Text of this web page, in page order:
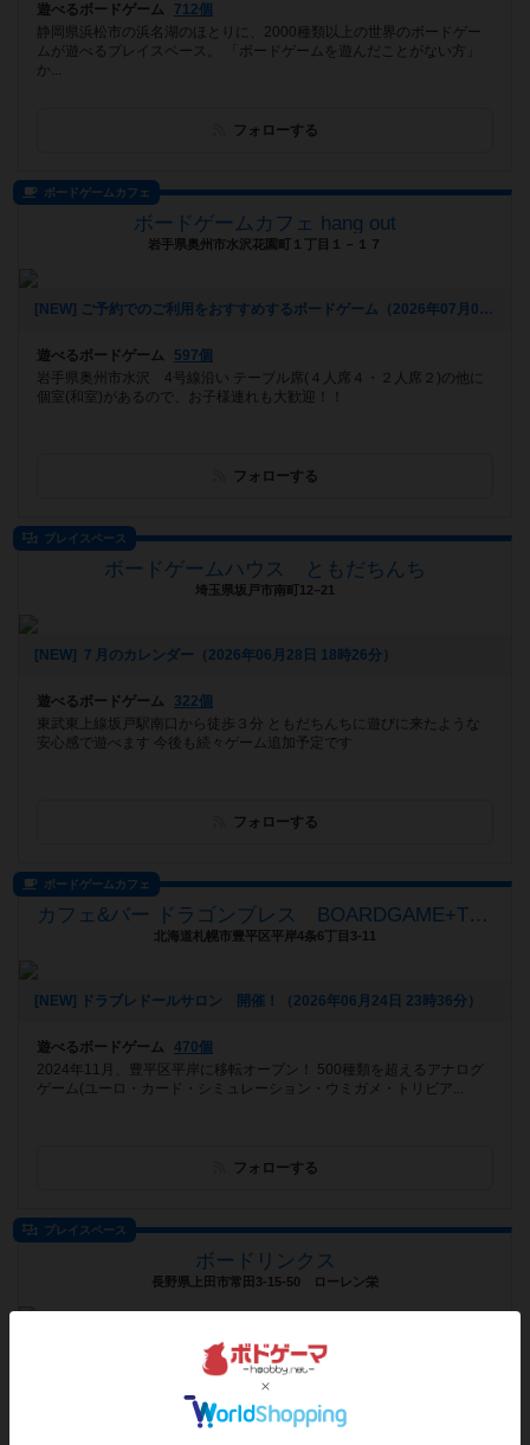
遊べるボードゲーム
712個
静岡県浜松市の浜名湖のほとりに、2000種類以上の世界のボードゲー
ムが遊べるプレイスペース。 「ボードゲームを遊んだことがない方」
か...
フォローする
ボードゲームカフェ
ボードゲームカフェ hang out
岩手県奥州市水沢花園町１丁目１－１７
[NEW] ご予約でのご利用をおすすめするボードゲーム（2026年07月04日 11時59分）
遊べるボードゲーム
597個
岩手県奥州市水沢 4号線沿い テーブル席(４人席４・２人席２)の他に
個室(和室)があるので、お子様連れも大歓迎！！
フォローする
プレイスペース
ボードゲームハウス ともだちんち
埼玉県坂戸市南町12−21
[NEW] ７月のカレンダー（2026年06月28日 18時26分）
遊べるボードゲーム
322個
東武東上線坂戸駅南口から徒歩３分 ともだちんちに遊びに来たような
安心感で遊べます 今後も続々ゲーム追加予定です
フォローする
ボードゲームカフェ
カフェ&バー ドラゴンブレス BOARDGAME+TRPG
北海道札幌市豊平区平岸4条6丁目3-11
[NEW] ドラブレドールサロン 開催！（2026年06月24日 23時36分）
遊べるボードゲーム
470個
2024年11月、豊平区平岸に移転オープン！ 500種類を超えるアナログ
ゲーム(ユーロ・カード・シミュレーション・ウミガメ・トリビア...
フォローする
プレイスペース
ボードリンクス
長野県上田市常田3-15-50 ローレン栄
308個
長野県上田市で唯一ボードゲームが遊べるお店です♪アットホームな雰